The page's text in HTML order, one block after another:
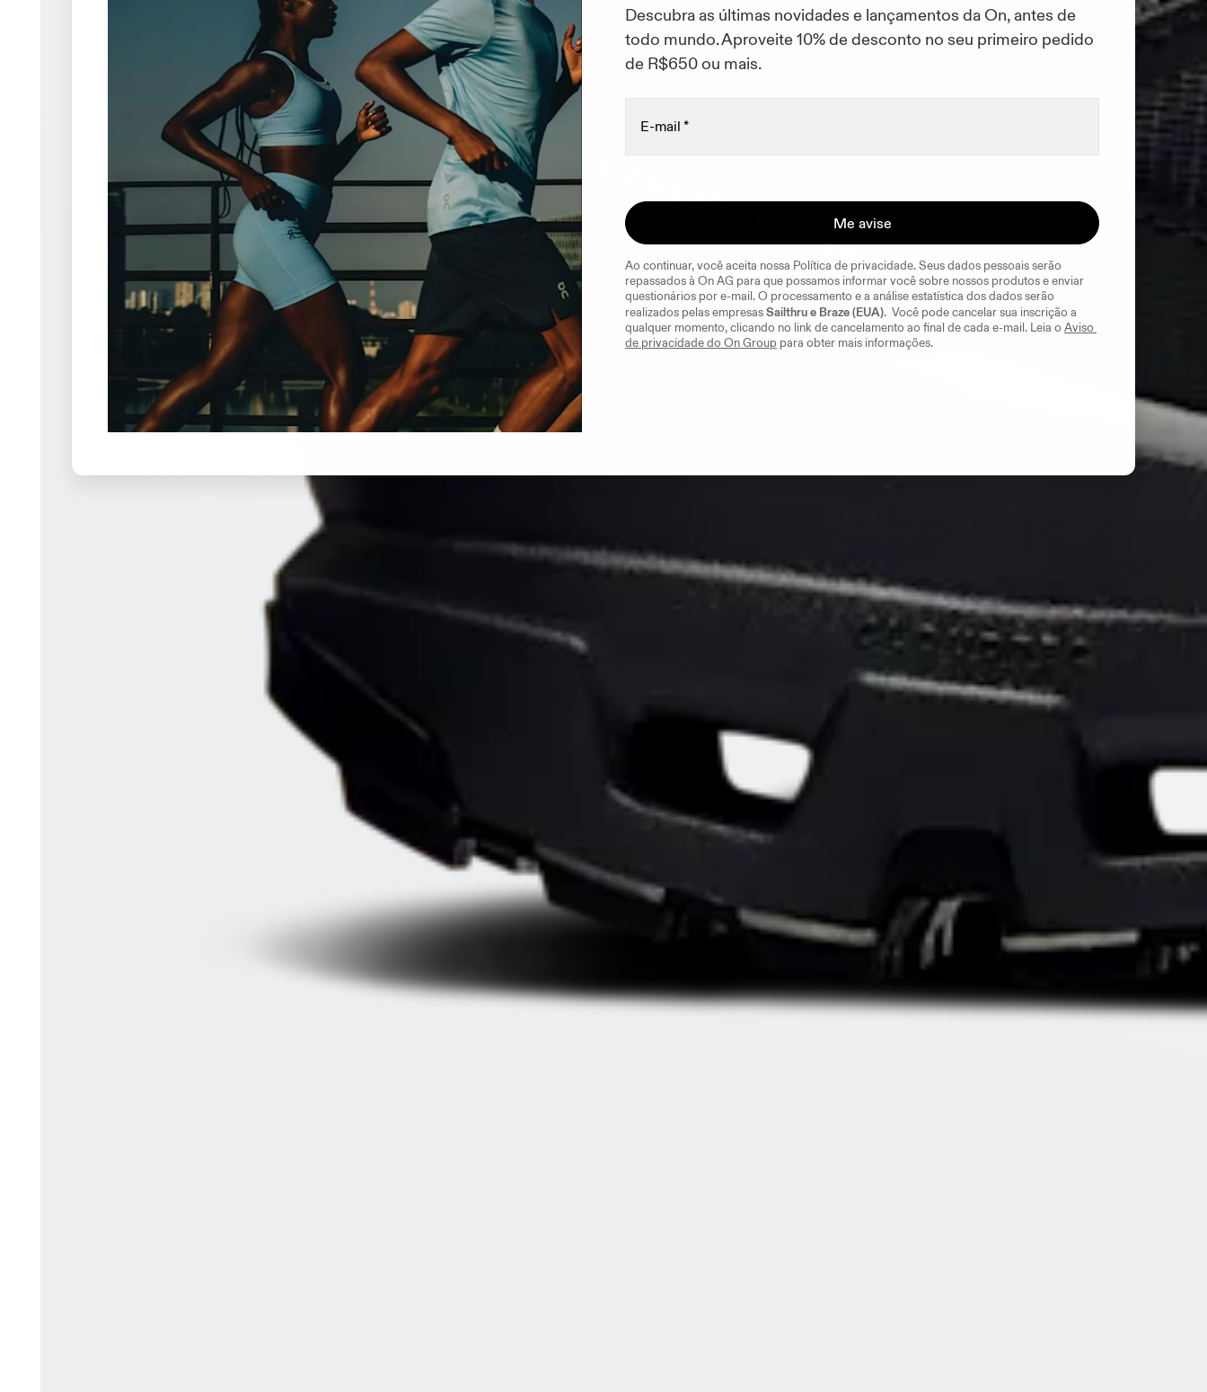
Descubra as últimas novidades e lançamentos da On, antes de
todo mundo. Aproveite 10% de desconto no seu primeiro pedido
de R$650 ou mais.
E-mail *
Me avise
Ao continuar, você aceita nossa Política de privacidade. Seus dados pessoais serão
repassados à On AG para que possamos informar você sobre nossos produtos e enviar
questionários por e-mail. O processamento e a análise estatística dos dados serão
realizados pelas empresas Sailthru e Braze (EUA).  Você pode cancelar sua inscrição a
qualquer momento, clicando no link de cancelamento ao final de cada e-mail. Leia o Aviso
de privacidade do On Group para obter mais informações.